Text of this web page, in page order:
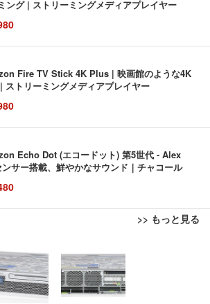
ング | ストリーミングメディアプレイヤー
Fire TV Stick 4K Plus | 映画館のような4K
ストリーミングメディアプレイヤー
Echo Dot (エコードット) 第5世代 - Alex
サー搭載、鮮やかなサウンド｜チャコール
>> もっと見る
ね上げ式アームレスト コンパクト 約105度ロッ
pc 事務椅子 360度回転 座面昇降 強化ナイロ
ベース 通気性メッシュ 在宅ワーク H-WY01
+黒枠+黒足)
WT | 31.5型4K UHD・USB Type-C・ホワ
ベーシック ペットシーツ 薄型 レギュラー 1
捨て 無香料 ホワイト 300枚